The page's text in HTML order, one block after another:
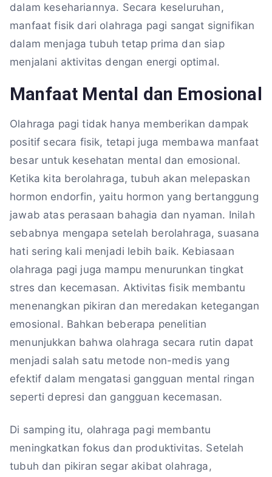
dalam kesehariannya. Secara keseluruhan,
manfaat fisik dari olahraga pagi sangat signifikan
dalam menjaga tubuh tetap prima dan siap
menjalani aktivitas dengan energi optimal.
Manfaat Mental dan Emosional
Olahraga pagi tidak hanya memberikan dampak
positif secara fisik, tetapi juga membawa manfaat
besar untuk kesehatan mental dan emosional.
Ketika kita berolahraga, tubuh akan melepaskan
hormon endorfin, yaitu hormon yang bertanggung
jawab atas perasaan bahagia dan nyaman. Inilah
sebabnya mengapa setelah berolahraga, suasana
hati sering kali menjadi lebih baik. Kebiasaan
olahraga pagi juga mampu menurunkan tingkat
stres dan kecemasan. Aktivitas fisik membantu
menenangkan pikiran dan meredakan ketegangan
emosional. Bahkan beberapa penelitian
menunjukkan bahwa olahraga secara rutin dapat
menjadi salah satu metode non-medis yang
efektif dalam mengatasi gangguan mental ringan
seperti depresi dan gangguan kecemasan.
Di samping itu, olahraga pagi membantu
meningkatkan fokus dan produktivitas. Setelah
tubuh dan pikiran segar akibat olahraga,